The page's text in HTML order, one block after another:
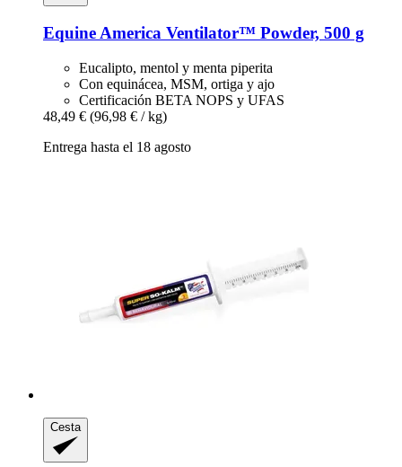
Equine America Ventilator™ Powder, 500 g
Eucalipto, mentol y menta piperita
Con equinácea, MSM, ortiga y ajo
Certificación BETA NOPS y UFAS
48,49 € (96,98 € / kg)
Entrega hasta el 18 agosto
Cesta